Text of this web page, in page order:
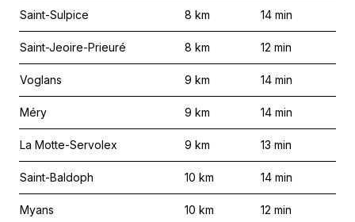
Saint-Sulpice 8 km 14 min
Saint-Jeoire-Prieuré 8 km 12 min
Voglans 9 km 14 min
Méry 9 km 14 min
La Motte-Servolex 9 km 13 min
Saint-Baldoph 10 km 14 min
Myans 10 km 12 min